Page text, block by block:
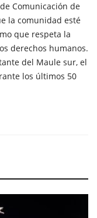
Comunicación de
la comunidad esté
que respeta la
derechos humanos.
del Maule sur, el
los últimos 50